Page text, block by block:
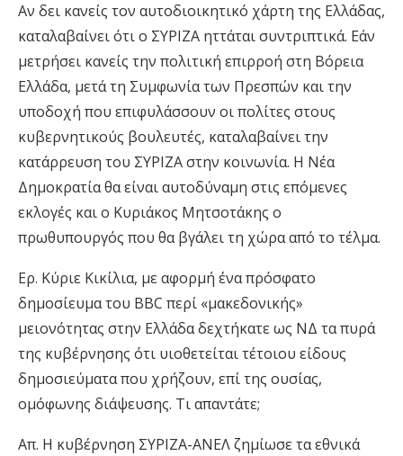
Αν δει κανείς τον αυτοδιοικητικό χάρτη της Ελλάδας,
καταλαβαίνει ότι ο ΣΥΡΙΖΑ ηττάται συντριπτικά. Εάν
μετρήσει κανείς την πολιτική επιρροή στη Βόρεια
Ελλάδα, μετά τη Συμφωνία των Πρεσπών και την
υποδοχή που επιφυλάσσουν οι πολίτες στους
κυβερνητικούς βουλευτές, καταλαβαίνει την
κατάρρευση του ΣΥΡΙΖΑ στην κοινωνία. Η Νέα
Δημοκρατία θα είναι αυτοδύναμη στις επόμενες
εκλογές και ο Κυριάκος Μητσοτάκης ο
πρωθυπουργός που θα βγάλει τη χώρα από το τέλμα.
Ερ. Κύριε Κικίλια, με αφορμή ένα πρόσφατο
δημοσίευμα του BBC περί «μακεδονικής»
μειονότητας στην Ελλάδα δεχτήκατε ως ΝΔ τα πυρά
της κυβέρνησης ότι υιοθετείται τέτοιου είδους
δημοσιεύματα που χρήζουν, επί της ουσίας,
ομόφωνης διάψευσης. Τι απαντάτε;
Απ. Η κυβέρνηση ΣΥΡΙΖΑ-ΑΝΕΛ ζημίωσε τα εθνικά